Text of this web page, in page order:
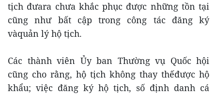
tịch đưara chưa khắc phục được những tồn tại
cũng như bất cập trong công tác đăng ký
vàquản lý hộ tịch.
Các thành viên Ủy ban Thường vụ Quốc hội
cũng cho rằng, hộ tịch không thay thếđược hộ
khẩu; việc đăng ký hộ tịch, số định danh cá